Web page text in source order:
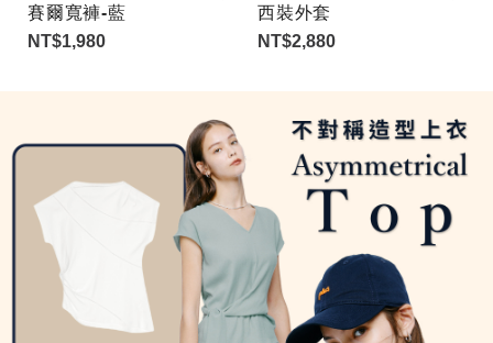
賽爾寬褲-藍
NT$1,980
西裝外套
NT$2,880